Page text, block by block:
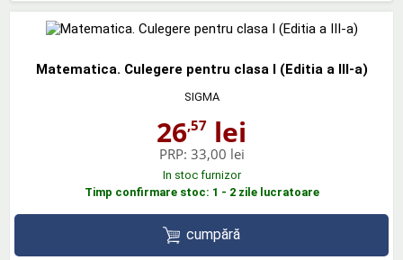
Matematica. Culegere pentru clasa I (Editia a III-a)
SIGMA
26,57 lei
PRP: 33,00 lei
In stoc furnizor
Timp confirmare stoc: 1 - 2 zile lucratoare
cumpără